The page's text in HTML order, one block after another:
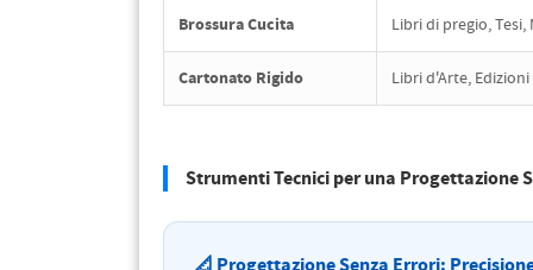
Brossura Cucita Libri di pregio, Tesi,
Cartonato Rigido Libri d'Arte,
Strumenti Tecnici per una Progettazione